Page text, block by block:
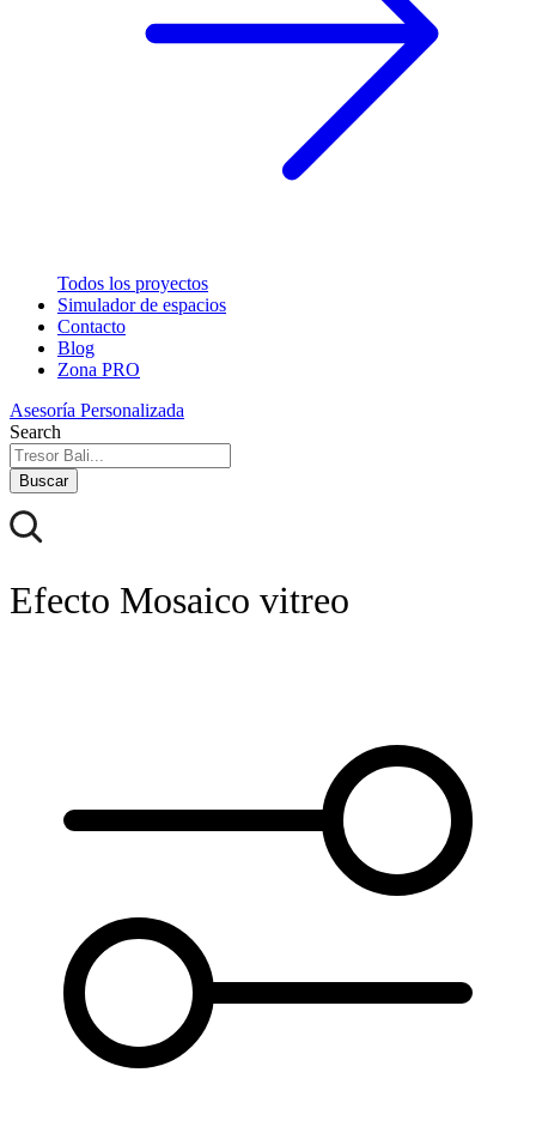
Todos los proyectos
Simulador de espacios
Contacto
Blog
Zona PRO
Asesoría Personalizada
Search
Buscar
Efecto Mosaico vitreo